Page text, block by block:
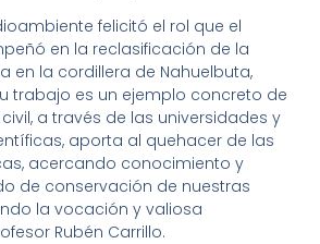
felicitó el rol que el
en la reclasificación de la
en la cordillera de Nahuelbuta,
trabajo es un ejemplo concreto de
a través de las universidades y
aporta al quehacer de las
acercando conocimiento y
de conservación de nuestras
la vocación y valiosa
Rubén Carrillo.